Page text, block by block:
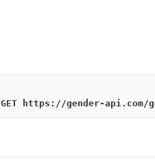
GET https://gender-api.com/